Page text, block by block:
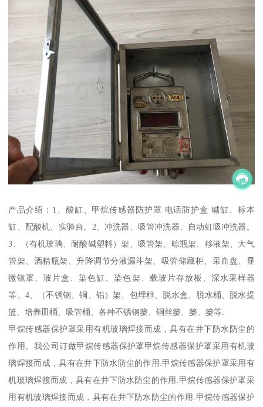
产品介绍：1、酸缸、甲烷传感器防护罩 电话防护盒 碱缸、标本
缸、配酸机、实验台。2、冲洗器、吸管冲洗器、自动虹吸冲洗器。
3、（有机玻璃、耐酸碱塑料）架、吸管架、晾瓶架、移液架、大气
管架、酒精瓶架、升降调节分液漏斗架、吸管储藏柜、采血盘、显
微镜罩、玻片盒、染色缸、染色架、载玻片存放板、深水采样器
等。4、（不锈钢、铜、铝）架、包埋框、脱水盒、脱水桶、脱水提
篮、培养皿桶、吸管桶、各种不锈钢篓、铜丝篓、篓、篓等.
甲烷传感器保护罩采用有机玻璃焊接而成，具有在井下防水防尘的
作用。我公司订做甲烷传感器保护罩甲烷传感器保护罩采用有机玻
璃焊接而成，具有在井下防水防尘的作用.甲烷传感器保护罩采用有
机玻璃焊接而成，具有在井下防水防尘的作用.甲烷传感器保护罩采
用有机玻璃焊接而成，具有在井下防水防尘的作用.甲烷传感器保护